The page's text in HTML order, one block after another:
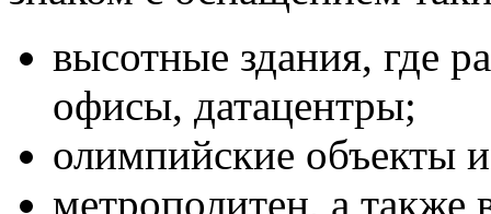
высотные здания, где
офисы, датацентры;
олимпийские объекты
метрополитен, а